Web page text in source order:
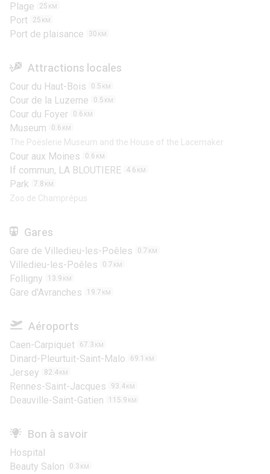
Plage
25 KM
Port 25 KM
Port de plaisance 30 KM
Attractions locales
Cour du Haut-Bois 0.5 KM
Cour de la Luzerne 0.5 KM
Cour du Foyer 0.6 KM
Museum 0.6 KM
The Poëslerie Museum and the House of the Lacemaker
Cour aux Moines 0.6 KM
If commun, LA BLOUTIERE 4.6 KM
Park 7.8 KM
Zoo de Champrépus
Gares
Gare de Villedieu-les-Poêles 0.7 KM
Villedieu-les-Poêles 0.7 KM
Folligny 13.9 KM
Gare d'Avranches 19.7 KM
Aéroports
Caen-Carpiquet 67.3 KM
Dinard-Pleurtuit-Saint-Malo 69.1 KM
Jersey 82.4 KM
Rennes-Saint-Jacques 93.4 KM
Deauville-Saint-Gatien 115.9 KM
Bon à savoir
Hospital
Beauty Salon
0.3 KM